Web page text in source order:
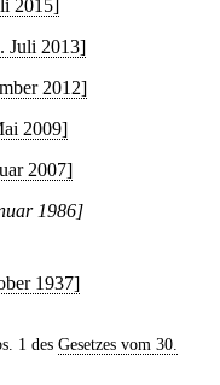
2015]
Juli 2013]
2012]
2009]
2007]
1986]
1937]
1 des Gesetzes vom 30.